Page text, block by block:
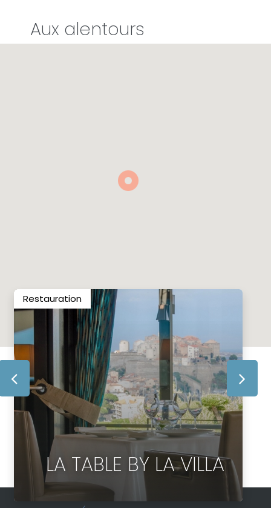
Aux alentours
Restauration
LA TABLE BY LA VILLA